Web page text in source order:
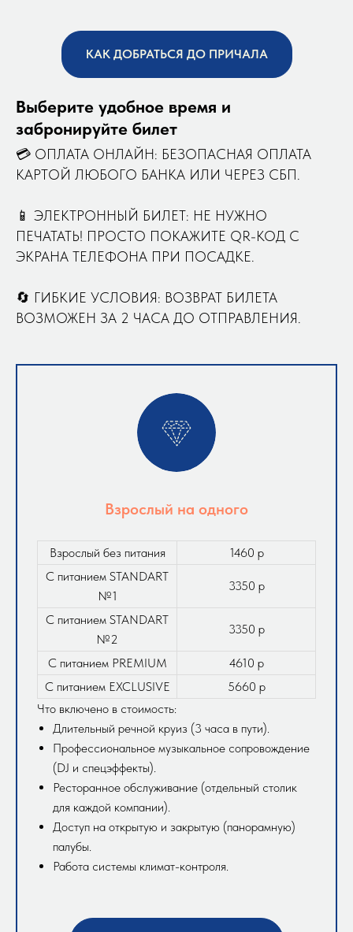
КАК ДОБРАТЬСЯ ДО ПРИЧАЛА
Выберите удобное время и
забронируйте билет
💳 ОПЛАТА ОНЛАЙН: БЕЗОПАСНАЯ ОПЛАТА
КАРТОЙ ЛЮБОГО БАНКА ИЛИ ЧЕРЕЗ СБП.
📱 ЭЛЕКТРОННЫЙ БИЛЕТ: НЕ НУЖНО
ПЕЧАТАТЬ! ПРОСТО ПОКАЖИТЕ QR-КОД С
ЭКРАНА ТЕЛЕФОНА ПРИ ПОСАДКЕ.
🔄 ГИБКИЕ УСЛОВИЯ: ВОЗВРАТ БИЛЕТА
ВОЗМОЖЕН ЗА 2 ЧАСА ДО ОТПРАВЛЕНИЯ.
Взрослый на одного
Взрослый без питания
1460 р
С питанием STANDART
№1
3350 р
С питанием STANDART
№2
3350 р
С питанием PREMIUM
4610 р
С питанием EXCLUSIVE
5660 р
Что включено в стоимость:
Длительный речной круиз (3 часа в пути).
Профессиональное музыкальное сопровождение
(DJ и спецэффекты).
Ресторанное обслуживание (отдельный столик
для каждой компании).
Доступ на открытую и закрытую (панорамную)
палубы.
Работа системы климат-контроля.